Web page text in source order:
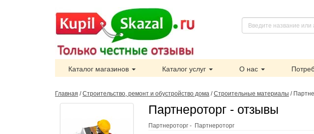
Каталог магазинов Каталог услуг О нас
Главная /Строительство, ремонт и обустройство дома /Строительные материалы /
Партнероторг - отзывы
Партнероторг - Партнероторг